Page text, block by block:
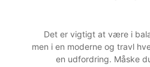
Det er vigtigt at være i
men i en moderne og travl
en udfordring. Måske